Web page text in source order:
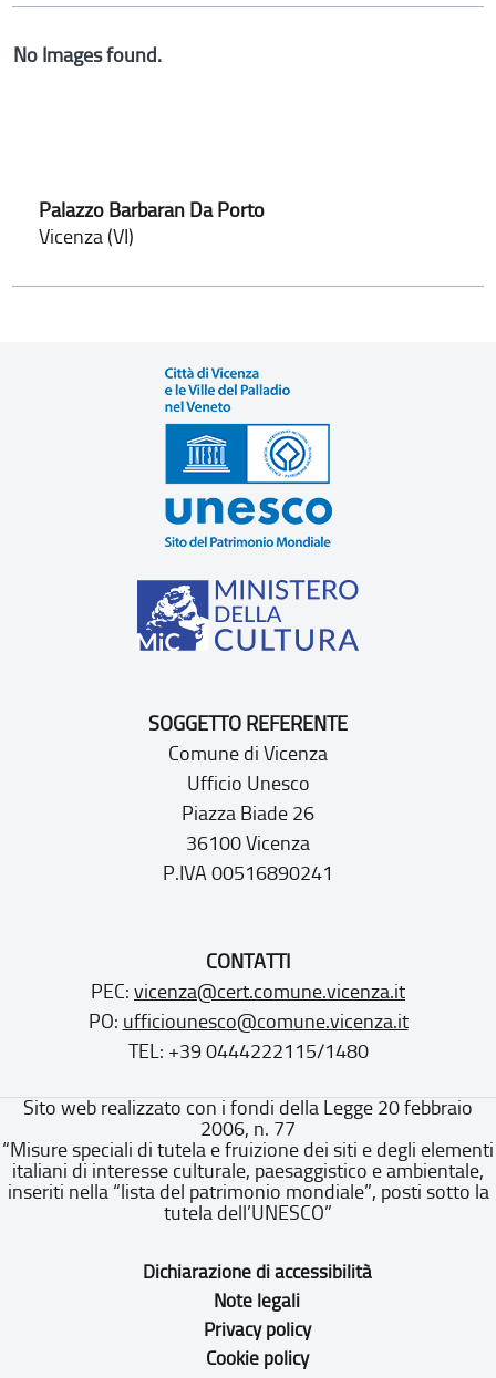
No Images found.
Palazzo Barbaran Da Porto
Vicenza (VI)
SOGGETTO REFERENTE
Comune di Vicenza
Ufficio Unesco
Piazza Biade 26
36100 Vicenza
P.IVA 00516890241
CONTATTI
PEC: vicenza@cert.comune.vicenza.it
PO: ufficiounesco@comune.vicenza.it
TEL: +39 0444222115/1480
Sito web realizzato con i fondi della Legge 20 febbraio
2006, n. 77
“Misure speciali di tutela e fruizione dei siti e degli elementi
italiani di interesse culturale, paesaggistico e ambientale,
inseriti nella “lista del patrimonio mondiale”, posti sotto la
tutela dell’UNESCO”
Dichiarazione di accessibilità
Note legali
Privacy policy
Cookie policy